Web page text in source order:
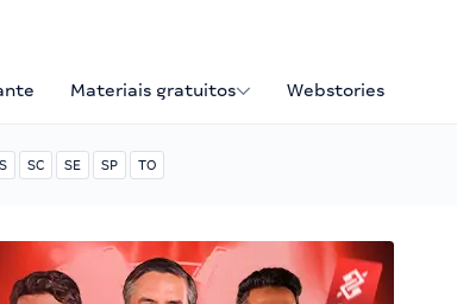
Materiais gratuitos Webstories
SC SE SP TO